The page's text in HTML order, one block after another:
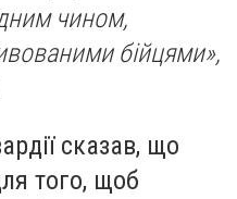
чином,
бійцями»,
сказав, що
того, щоб